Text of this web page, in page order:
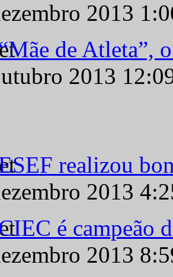
2013
“Mãe de Atleta”,
2013
realizou
2013
é campeão
2013